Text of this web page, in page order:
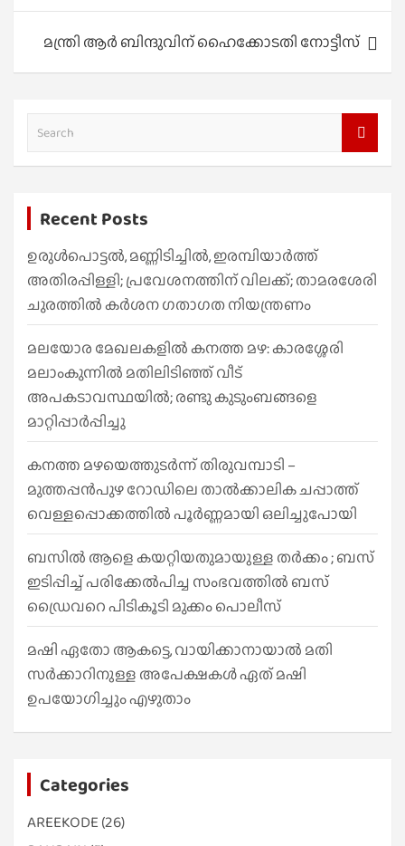
മന്ത്രി ആർ ബിന്ദുവിന് ഹൈക്കോടതി നോട്ടീസ്
a
h
Recent Posts
ഉരുൾപൊട്ടൽ, മണ്ണിടിച്ചിൽ, ഇരമ്പിയാര്‍ത്ത്
അതിരപ്പിള്ളി; പ്രവേശനത്തിന് വിലക്ക്; താമരശേരി
ചുരത്തില്‍ കര്‍ശന ഗതാഗത നിയന്ത്രണം
മലയോര മേഖലകളിൽ കനത്ത മഴ: കാരശ്ശേരി
മലാംകുന്നിൽ മതിലിടിഞ്ഞ് വീട്
അപകടാവസ്ഥയിൽ; രണ്ടു കുടുംബങ്ങളെ
മാറ്റിപ്പാർപ്പിച്ചു
കനത്ത മഴയെത്തുടർന്ന് തിരുവമ്പാടി –
മുത്തപ്പൻപുഴ റോഡിലെ താൽക്കാലിക ചപ്പാത്ത്
വെള്ളപ്പൊക്കത്തിൽ പൂർണ്ണമായി ഒലിച്ചുപോയി
ബസിൽ ആളെ കയറ്റിയതുമായുള്ള തർക്കം ; ബസ്
ഇടിപ്പിച്ച് പരിക്കേൽപിച്ച സംഭവത്തിൽ ബസ്
ഡ്രൈവറെ പിടികൂടി മുക്കം പൊലീസ്
മഷി ഏതോ ആകട്ടെ, വായിക്കാനായാൽ മതി​
സർക്കാറിനുള്ള അപേക്ഷകൾ ഏത് മഷി
ഉപയോഗിച്ചും എഴുതാം
Categories
AREEKODE (26)